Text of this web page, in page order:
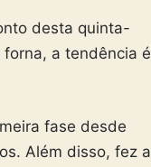
desta quinta-
a tendência é
fase desde
Além disso, fez a